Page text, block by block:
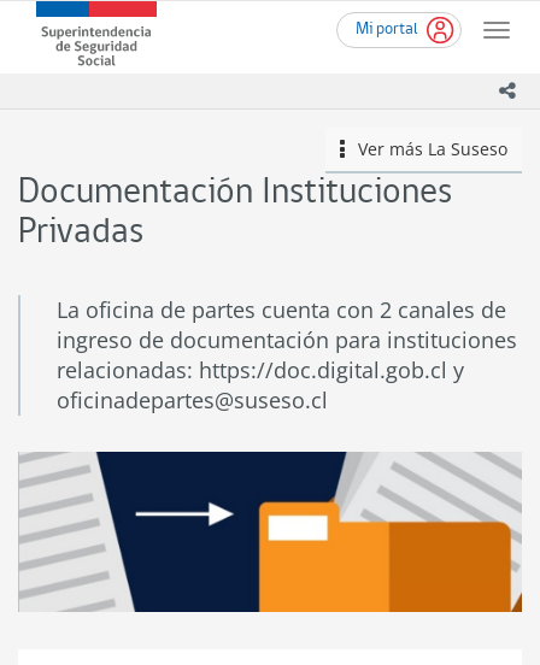
contenido
Mi portal
Toggle
Superintendencia
de
de
Chile
icono
Ver más La Suseso
Documentación Instituciones
Privadas
La oficina de partes cuenta con 2 canales de
ingreso de documentación para instituciones
relacionadas: https://doc.digital.gob.cl y
oficinadepartes@suseso.cl